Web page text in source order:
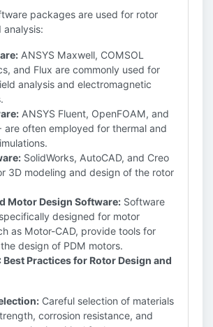
packages are used for rotor
analysis:
ANSYS Maxwell, COMSOL
and Flux are commonly used for
analysis and electromagnetic
ANSYS Fluent, OpenFOAM, and
are often employed for thermal and
SolidWorks, AutoCAD, and Creo
3D modeling and design of the rotor
Motor Design Software: Software
designed for motor
as Motor-CAD, provide tools for
design of PDM motors.
Practices for Rotor Design and
Careful selection of materials
corrosion resistance, and